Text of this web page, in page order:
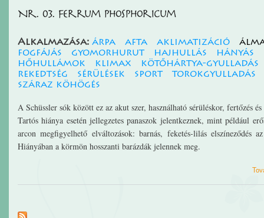
Nr. 03. Ferrum phosphoricum
Alkalmazása: árpa afta aklimatizáció
fogfájás
gyomorhurut hajhullás hányás
hőhullámok
klimax
kötőhártya-gyulladás
rekedtség
sérülések sport
torokgyulladás
száraz köhögés
A Schüssler sók között ez az akut szer, használható sérüléskor, fertőzés
Tartós hiánya esetén jellegzetes panaszok jelentkeznek, mint például
arcon megfigyelhető elváltozások: barnás, feketés-lilás
Hiányában a körmön hosszanti barázdák jelennek meg.